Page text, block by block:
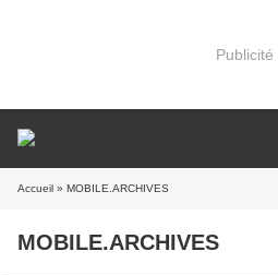
Publicité
Accueil » MOBILE.ARCHIVES
MOBILE.ARCHIVES